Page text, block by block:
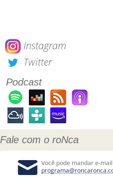
Instagram
Twitter
Podcast
Fale com o roNca